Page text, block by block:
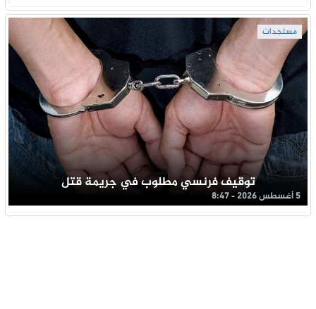
مستجدات
توقيف فرنسي مطلوب في جريمة قتل
5 أغسطس 2026 - 8:47